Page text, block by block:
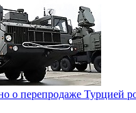
о перепродаже Турцией